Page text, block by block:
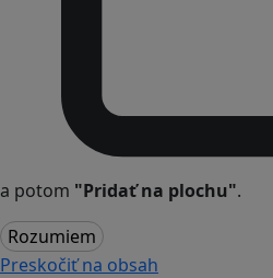
a potom "Pridať na plochu".
Rozumiem
Preskočiť na obsah